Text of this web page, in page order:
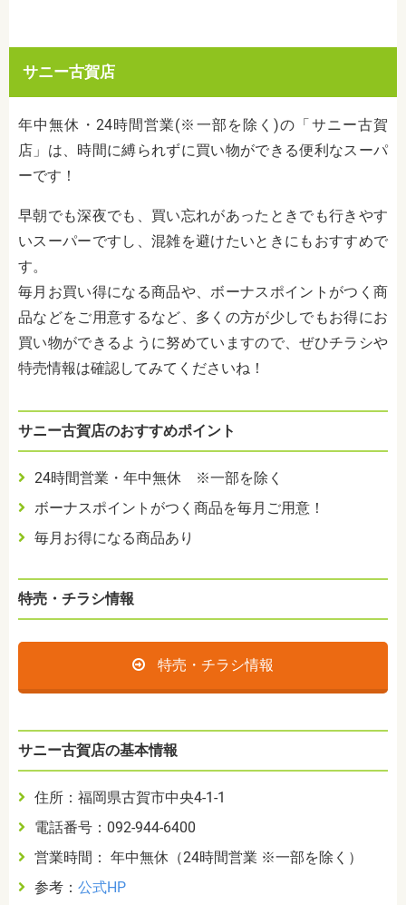
サニー古賀店
年中無休・24時間営業(※一部を除く)の「サニー古賀
店」は、時間に縛られずに買い物ができる便利なスーパ
ーです！
早朝でも深夜でも、買い忘れがあったときでも行きやす
いスーパーですし、混雑を避けたいときにもおすすめで
す。
毎月お買い得になる商品や、ボーナスポイントがつく商
品などをご用意するなど、多くの方が少しでもお得にお
買い物ができるように努めていますので、ぜひチラシや
特売情報は確認してみてくださいね！
サニー古賀店のおすすめポイント
24時間営業・年中無休 ※一部を除く
ボーナスポイントがつく商品を毎月ご用意！
毎月お得になる商品あり
特売・チラシ情報
特売・チラシ情報
サニー古賀店の基本情報
住所：福岡県古賀市中央4-1-1
電話番号：092-944-6400
営業時間： 年中無休（24時間営業 ※一部を除く）
参考： 公式HP